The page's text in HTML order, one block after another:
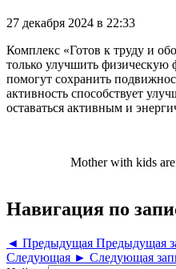
27 декабря 2024 в 22:33
Комплекс «Готов к труду и
только улучшить
помогут сохранить
активность способствует
оставаться активным и
Mother with kids
Навигация по
◄ Предыдущая Предыдущая
Следующая ► Следующая